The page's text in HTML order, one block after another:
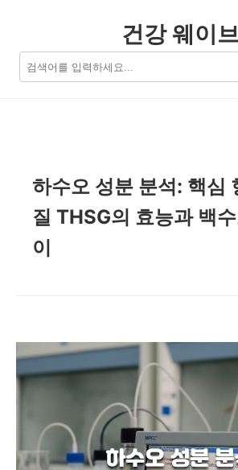
건강 웨이브
하수오 성분 분석: 핵심
질 THSG의 효능과 백
이